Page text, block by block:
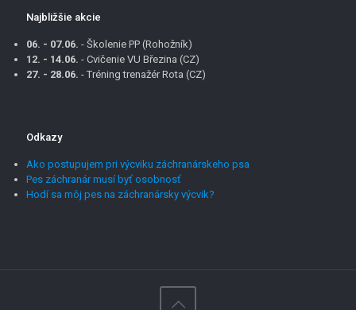
Najbližšie akcie
06. - 07.06. - Školenie PP (Rohožník)
12. - 14.06. - Cvičenie VU Březina (CZ)
27. - 28.06. - Tréning trenažér Rota (CZ)
Odkazy
Ako postupujem pri výcviku záchranárskeho psa
Pes záchranár musí byť osobnosť
Hodí sa môj pes na záchranársky výcvik?